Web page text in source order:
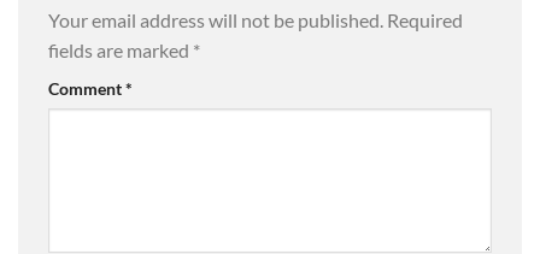
Your email address will not be published. Required
fields are marked *
Comment*